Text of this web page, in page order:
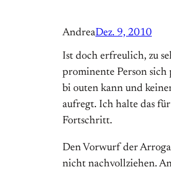
AndreaDez. 9, 2010
Ist doch erfreulich, zu
prominente Person sich
bi outen kann und
aufregt. Ich halte das
Fortschritt.
Den Vorwurf der
nicht nachvollziehen.